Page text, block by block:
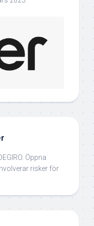
Öppna
risker för